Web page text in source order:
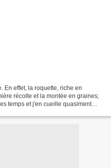
En effet, la roquette, riche en
récolte et la montée en graines;
temps et j'en cueille quasiment